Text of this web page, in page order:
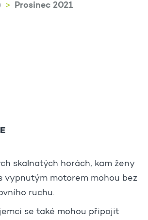
Prosinec 2021
skalnatých horách, kam ženy
vypnutým motorem mohou bez
ruchu.
se také mohou připojit